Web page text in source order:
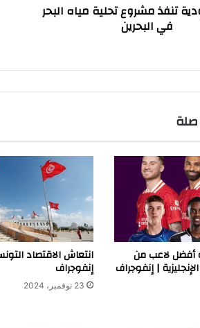
تنفذ مشروع تحلية مياه البحر
في البحرين
أفضل لاعب من
| إنفوجراف إنفوجراف
23 نوفمبر، 2024